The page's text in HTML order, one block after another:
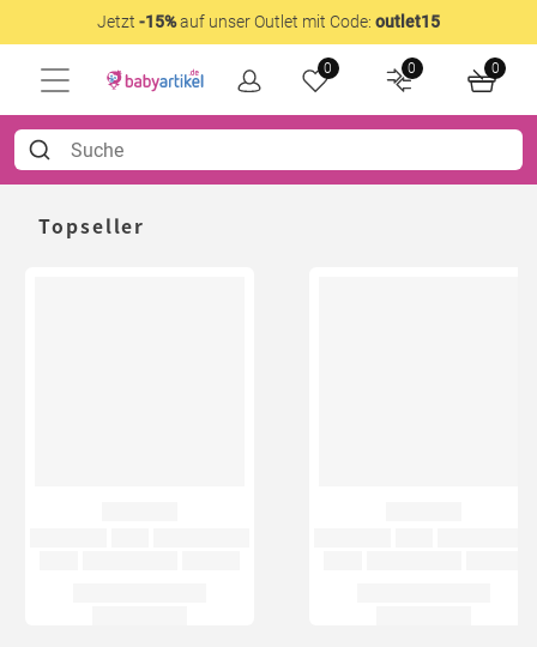
Jetzt -15%auf unser Outlet mit Code: outlet15
0 0 0
Topseller